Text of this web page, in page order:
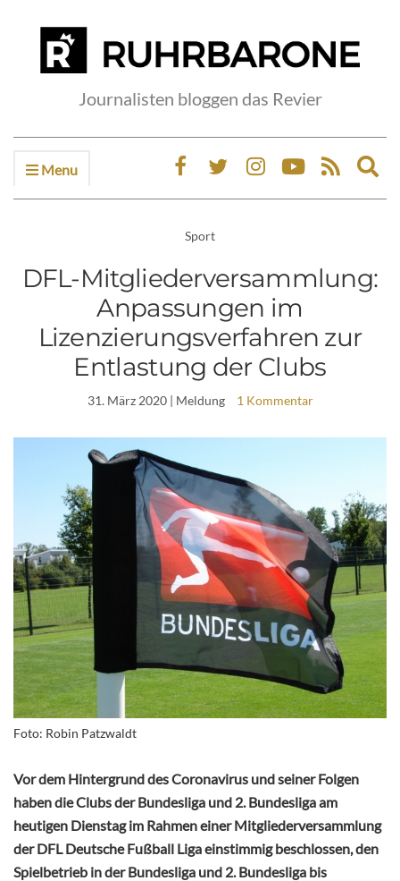
Journalisten bloggen das Revier
Menu
Sport
DFL-Mitgliederversammlung:
Anpassungen im
Lizenzierungsverfahren zur
Entlastung der Clubs
31. März 2020| Meldung 1 Kommentar
Foto: Robin Patzwaldt
Vor dem Hintergrund des Coronavirus und seiner Folgen
haben die Clubs der Bundesliga und 2. Bundesligaam
heutigen Dienstag im Rahmen einer Mitgliederversammlung
der DFL Deutsche Fußball Liga einstimmig beschlossen, den
Spielbetrieb in der Bundesliga und 2. Bundesliga bis